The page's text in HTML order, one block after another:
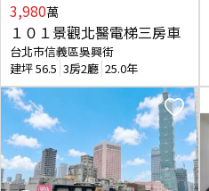
3,980萬
１０１景觀北醫電梯三房車
台北市信義區吳興街
建坪56.5 3房2廳 25.0年